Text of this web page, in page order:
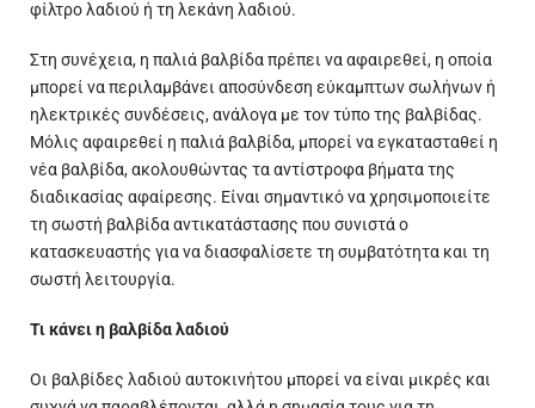
φίλτρο λαδιού ή τη λεκάνη λαδιού.
Στη συνέχεια, η παλιά βαλβίδα πρέπει να αφαιρεθεί, η οποία
μπορεί να περιλαμβάνει αποσύνδεση εύκαμπτων σωλήνων ή
ηλεκτρικές συνδέσεις, ανάλογα με τον τύπο της βαλβίδας.
Μόλις αφαιρεθεί η παλιά βαλβίδα, μπορεί να εγκατασταθεί η
νέα βαλβίδα, ακολουθώντας τα αντίστροφα βήματα της
διαδικασίας αφαίρεσης. Είναι σημαντικό να χρησιμοποιείτε
τη σωστή βαλβίδα αντικατάστασης που συνιστά ο
κατασκευαστής για να διασφαλίσετε τη συμβατότητα και τη
σωστή λειτουργία.
Τι κάνει η βαλβίδα λαδιού
Οι βαλβίδες λαδιού αυτοκινήτου μπορεί να είναι μικρές και